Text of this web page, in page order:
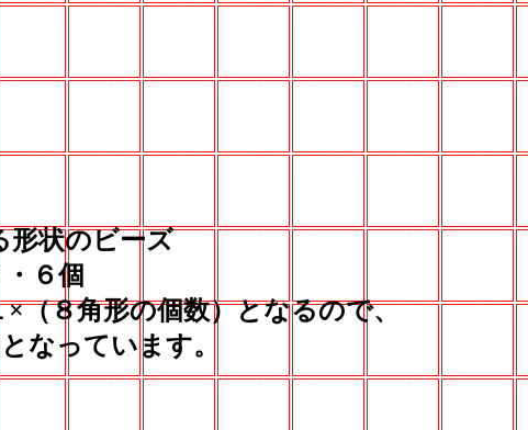
状のビーズ
６個
８角形の個数）となるので、
なっています。